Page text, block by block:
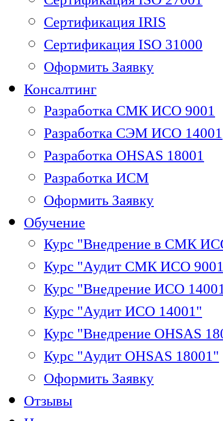
Сертификация IRIS
Сертификация ISO 31000
Оформить Заявку
Консалтинг
Разработка СМК ИСО 9001
Разработка СЭМ ИСО 14001
Разработка OHSAS 18001
Разработка ИСМ
Оформить Заявку
Обучение
Курс "Внедрение в СМК
Курс "Аудит СМК ИСО
Курс "Внедрение ИСО
Курс "Аудит ИСО 14001"
Курс "Внедрение OHSAS
Курс "Аудит OHSAS 18001"
Оформить Заявку
Отзывы